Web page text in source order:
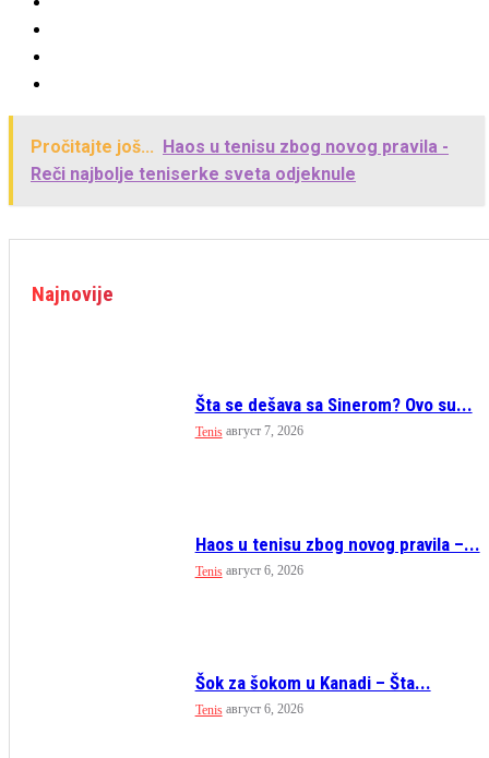
Pročitajte još... Haos u tenisu zbog novog pravila -
Reči najbolje teniserke sveta odjeknule
Najnovije
Šta se dešava sa Sinerom? Ovo su...
Tenis август 7, 2026
Haos u tenisu zbog novog pravila –...
Tenis август 6, 2026
Šok za šokom u Kanadi – Šta...
Tenis август 6, 2026